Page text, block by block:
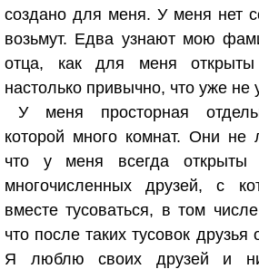
создано для меня. У меня нет
возьмут. Едва узнают мою
отца, как для меня
настолько привычно, что уже не
У меня просторная
которой много комнат. Они не
что у меня всегда
многочисленных друзей, с
вместе тусоваться, в том
что после таких тусовок друзья
Я люблю своих друзей и